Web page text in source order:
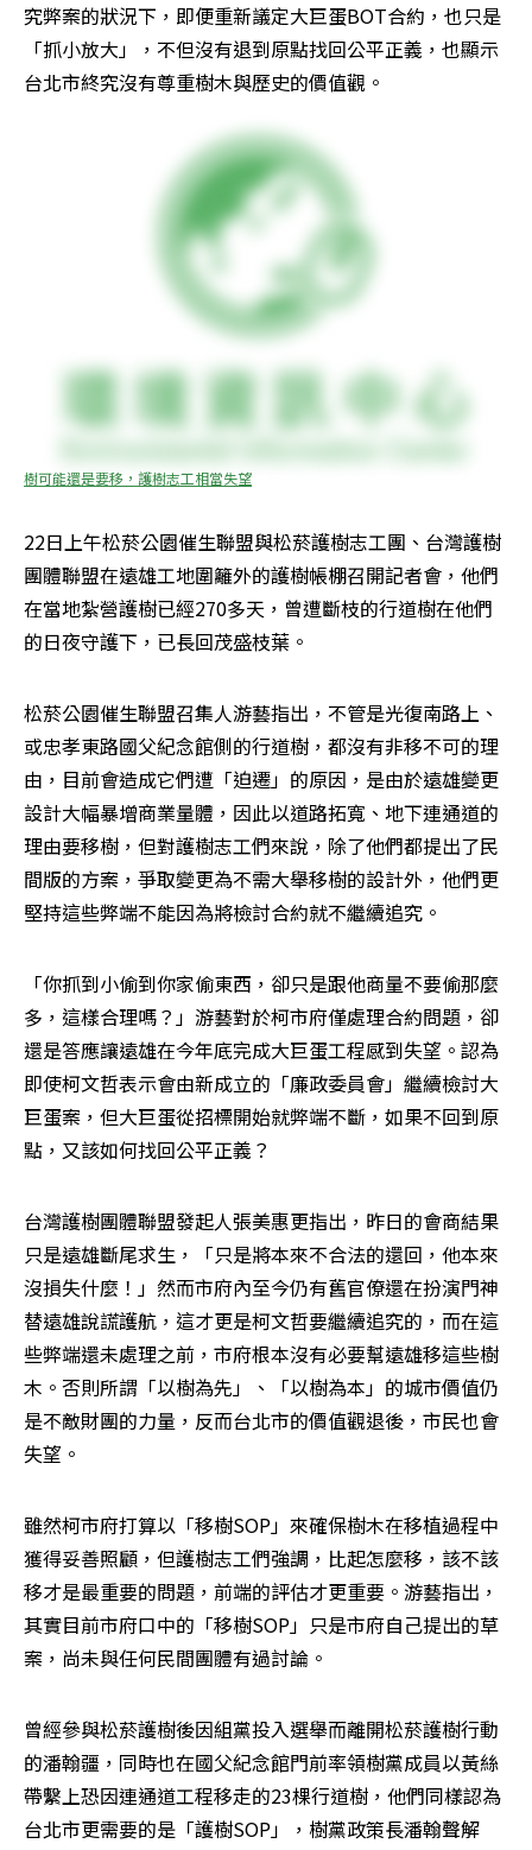
究弊案的狀況下，即便重新議定大巨蛋BOT合約，也只是
「抓小放大」，不但沒有退到原點找回公平正義，也顯示
台北市終究沒有尊重樹木與歷史的價值觀。
樹可能還是要移，護樹志工相當失望
22日上午松菸公園催生聯盟與松菸護樹志工團、台灣護樹
團體聯盟在遠雄工地圍籬外的護樹帳棚召開記者會，他們
在當地紮營護樹已經270多天，曾遭斷枝的行道樹在他們
的日夜守護下，已長回茂盛枝葉。
松菸公園催生聯盟召集人游藝指出，不管是光復南路上、
或忠孝東路國父紀念館側的行道樹，都沒有非移不可的理
由，目前會造成它們遭「迫遷」的原因，是由於遠雄變更
設計大幅暴增商業量體，因此以道路拓寬、地下連通道的
理由要移樹，但對護樹志工們來說，除了他們都提出了民
間版的方案，爭取變更為不需大舉移樹的設計外，他們更
堅持這些弊端不能因為將檢討合約就不繼續追究。
「你抓到小偷到你家偷東西，卻只是跟他商量不要偷那麼
多，這樣合理嗎？」游藝對於柯市府僅處理合約問題，卻
還是答應讓遠雄在今年底完成大巨蛋工程感到失望。認為
即使柯文哲表示會由新成立的「廉政委員會」繼續檢討大
巨蛋案，但大巨蛋從招標開始就弊端不斷，如果不回到原
點，又該如何找回公平正義？
台灣護樹團體聯盟發起人張美惠更指出，昨日的會商結果
只是遠雄斷尾求生，「只是將本來不合法的還回，他本來
沒損失什麼！」然而市府內至今仍有舊官僚還在扮演門神
替遠雄說謊護航，這才更是柯文哲要繼續追究的，而在這
些弊端還未處理之前，市府根本沒有必要幫遠雄移這些樹
木。否則所謂「以樹為先」、「以樹為本」的城市價值仍
是不敵財團的力量，反而台北市的價值觀退後，市民也會
失望。
雖然柯市府打算以「移樹SOP」來確保樹木在移植過程中
獲得妥善照顧，但護樹志工們強調，比起怎麼移，該不該
移才是最重要的問題，前端的評估才更重要。游藝指出，
其實目前市府口中的「移樹SOP」只是市府自己提出的草
案，尚未與任何民間團體有過討論。
曾經參與松菸護樹後因組黨投入選舉而離開松菸護樹行動
的潘翰疆，同時也在國父紀念館門前率領樹黨成員以黃絲
帶繫上恐因連通道工程移走的23棵行道樹，他們同樣認為
台北市更需要的是「護樹SOP」，樹黨政策長潘翰聲解